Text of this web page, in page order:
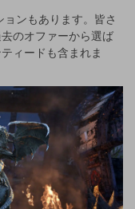
ンもあります。皆さ
のオファーから選ば
ィードも含まれま